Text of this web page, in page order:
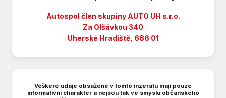
Digitální příjem rádia (DAB)
Digitální přístrojový štít
Dojezdové rezervní kolo
El. sklopná zrcátka
Autospol člen skupiny AUTO UH s.r.o.
Za Olšávkou 340
Uherské Hradiště, 686 01
Veškeré údaje obsažené v tomto inzerátu mají pouze
informativní charakter a nejsou tak ve smyslu občanského